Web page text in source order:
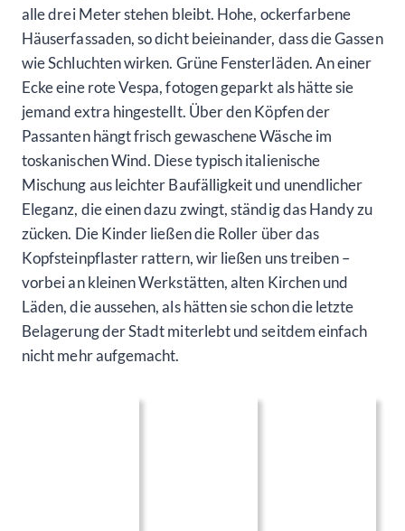
alle drei Meter stehen bleibt. Hohe, ockerfarbene
Häuserfassaden, so dicht beieinander, dass die Gassen
wie Schluchten wirken. Grüne Fensterläden. An einer
Ecke eine rote Vespa, fotogen geparkt als hätte sie
jemand extra hingestellt. Über den Köpfen der
Passanten hängt frisch gewaschene Wäsche im
toskanischen Wind. Diese typisch italienische
Mischung aus leichter Baufälligkeit und unendlicher
Eleganz, die einen dazu zwingt, ständig das Handy zu
zücken. Die Kinder ließen die Roller über das
Kopfsteinpflaster rattern, wir ließen uns treiben –
vorbei an kleinen Werkstätten, alten Kirchen und
Läden, die aussehen, als hätten sie schon die letzte
Belagerung der Stadt miterlebt und seitdem einfach
nicht mehr aufgemacht.